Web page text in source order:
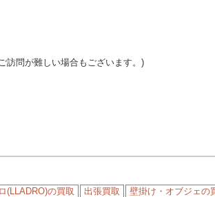
訪問が難しい場合もございます。)
(LLADRO)の買取 出張買取 壁掛け・オブジェの